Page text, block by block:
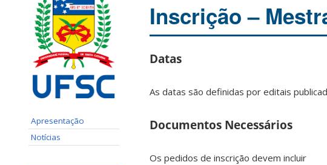
Apresentação
Notícias
Inscrição –
Datas
As datas são definidas por editais
Documentos Necessários
Os pedidos de inscrição devem incluir